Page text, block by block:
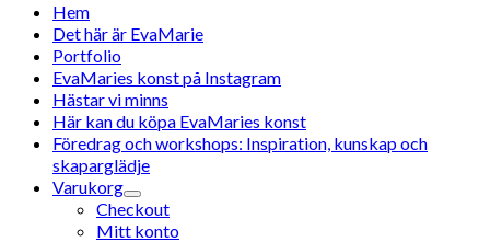
Hem
Det här är EvaMarie
Portfolio
EvaMaries konst på Instagram
Hästar vi minns
Här kan du köpa EvaMaries konst
Föredrag och workshops: Inspiration, kunskap och
skaparglädje
Varukorg
Checkout
Mitt konto